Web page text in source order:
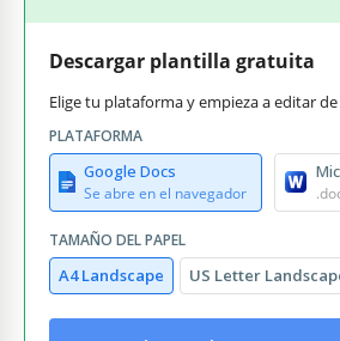
Descargar plantilla gratuita
Elige tu plataforma y empieza a editar
PLATAFORMA
Google Docs
Se abre en el navegador
TAMAÑO DEL PAPEL
A4 Landscape US Letter